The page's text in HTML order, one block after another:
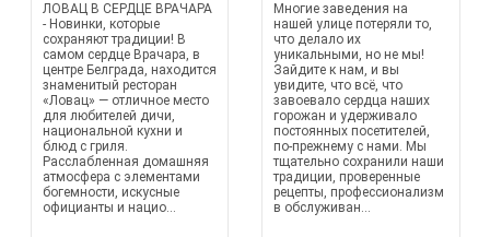
ЛОВАЦ В СЕРДЦЕ ВРАЧАРА
- Новинки, которые
сохраняют традиции! В
самом сердце Врачара, в
центре Белграда, находится
знаменитый ресторан
«Ловац» — отличное место
для любителей дичи,
национальной кухни и
блюд с гриля.
Расслабленная домашняя
атмосфера с элементами
богемности, искусные
официанты и нацио...
Многие заведения на
нашей улице потеряли то,
что делало их
уникальными, но не мы!
Зайдите к нам, и вы
увидите, что всё, что
завоевало сердца наших
горожан и удерживало
постоянных посетителей,
по-прежнему с нами. Мы
тщательно сохранили наши
традиции, проверенные
рецепты, профессионализм
в обслуживан...